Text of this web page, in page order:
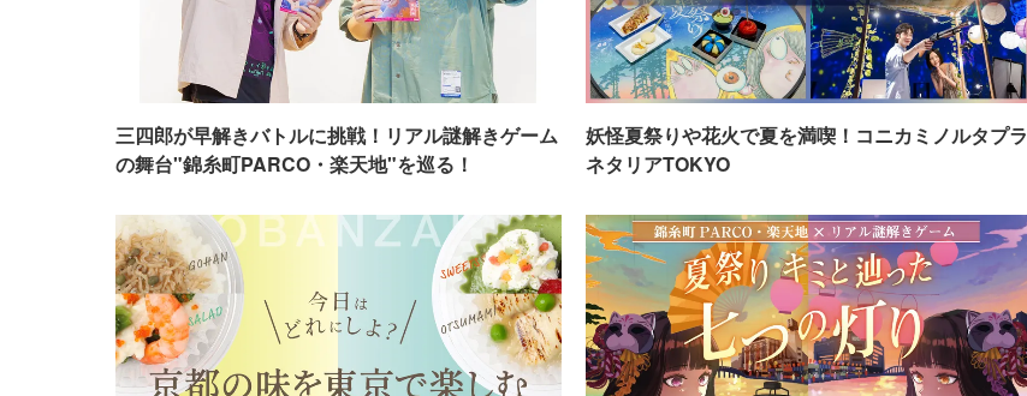
三四郎が早解きバトルに挑戦！リアル謎解きゲーム
の舞台"錦糸町PARCO・楽天地"を巡る！
妖怪夏祭りや花火で夏を満喫！コニカミノルタプラ
ネタリアTOKYO